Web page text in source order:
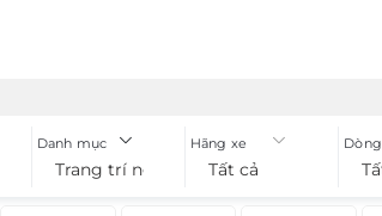
Danh mục
Trang trí ngoại thất xe
Hãng xe
Tất cả